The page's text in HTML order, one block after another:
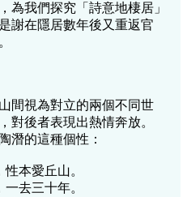
為我們探究「詩意地棲居」
謝在隱居數年後又重返官
間視為對立的兩個不同世
對後者表現出熱情奔放。
潛的這種個性：
本愛丘山。
去三十年。